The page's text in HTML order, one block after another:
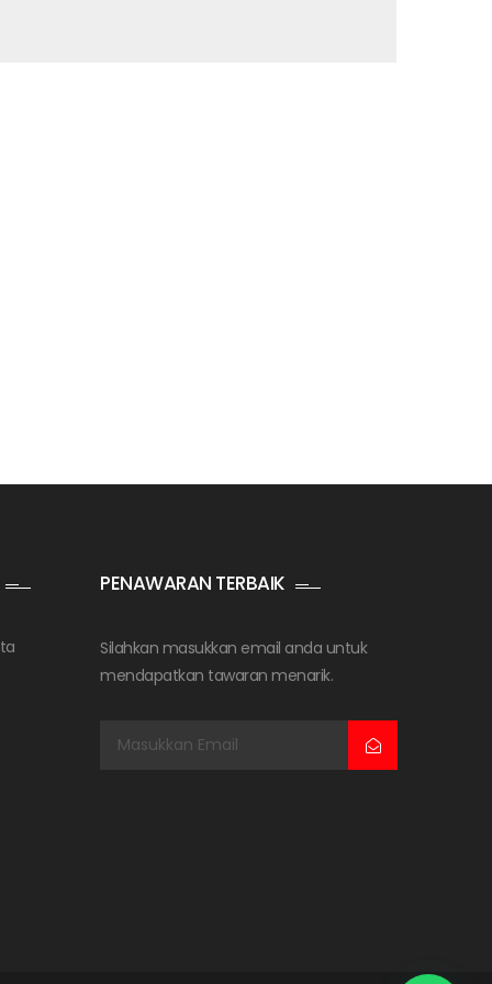
PENAWARAN TERBAIK
Silahkan masukkan email anda untuk
mendapatkan tawaran menarik.